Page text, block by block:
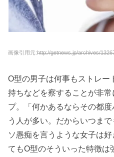
画像引用元:http://getnews.jp/archives/
O型の男子は何事もストレ
持ちなどを察することが非
プ。「何かあるならその都
う人が多い。だからいつま
ソ愚痴を言うような女子は
てもO型のそういった特徴は